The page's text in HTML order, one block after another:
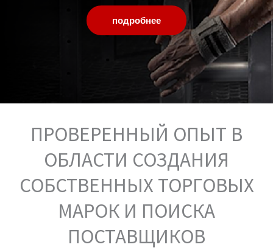
подробнее
ПРОВЕРЕННЫЙ ОПЫТ В
ОБЛАСТИ СОЗДАНИЯ
СОБСТВЕННЫХ ТОРГОВЫХ
МАРОК И ПОИСКА
ПОСТАВЩИКОВ